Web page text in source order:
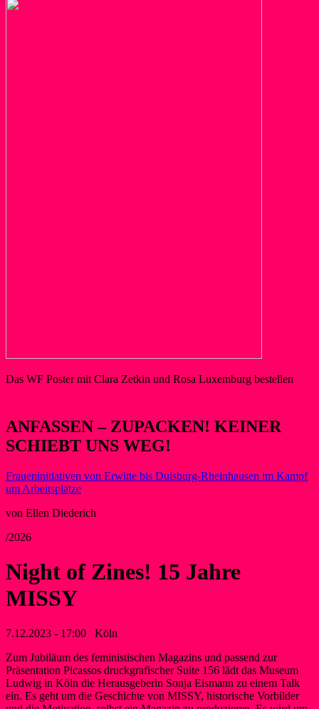
Das WF Poster mit Clara Zetkin und Rosa Luxemburg bestellen
ANFASSEN – ZUPACKEN! KEINER
SCHIEBT UNS WEG!
Fraueninitiativen von Erwitte bis Duisburg-Rheinhausen im Kampf
um Arbeitsplätze
von Ellen Diederich
/2026
Night of Zines! 15 Jahre
MISSY
7.12.2023 - 17:00 Köln
Zum Jubiläum des feministischen Magazins und passend zur
Präsentation Picassos druckgrafischer Suite 156 lädt das Museum
Ludwig in Köln die Herausgeberin Sonja Eismann zu einem Talk
ein. Es geht um die Geschichte von MISSY, historische Vorbilder